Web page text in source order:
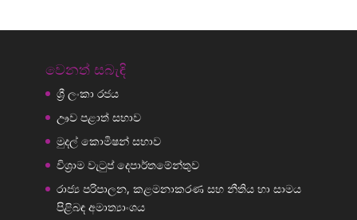
වෙනත් සබැඳි
ශ්‍රී ලංකා රජය
ඌව පළාත් සභාව
මුදල් කොමිෂන් සභාව
විශ්‍රාම වැටුප් දෙපාර්තමේන්තුව
රාජ්‍ය පරිපාලන, කළමනාකරණ සහ නීතිය හා සාමය
පිළිබඳ අමාත්‍යාංශය